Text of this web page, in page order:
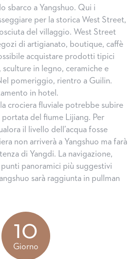
sbarco a Yangshuo. Qui i
per la storica West Street,
del villaggio. West Street
di artigianato, boutique, caffè
acquistare prodotti tipici
in legno, ceramiche e
pomeriggio, rientro a Guilin.
in hotel.
crociera fluviale potrebbe subire
del fiume Lijiang. Per
il livello dell’acqua fosse
non arriverà a Yangshuo ma farà
di Yangdi. La navigazione,
panoramici più suggestivi
sarà raggiunta in pullman
10
Giorno